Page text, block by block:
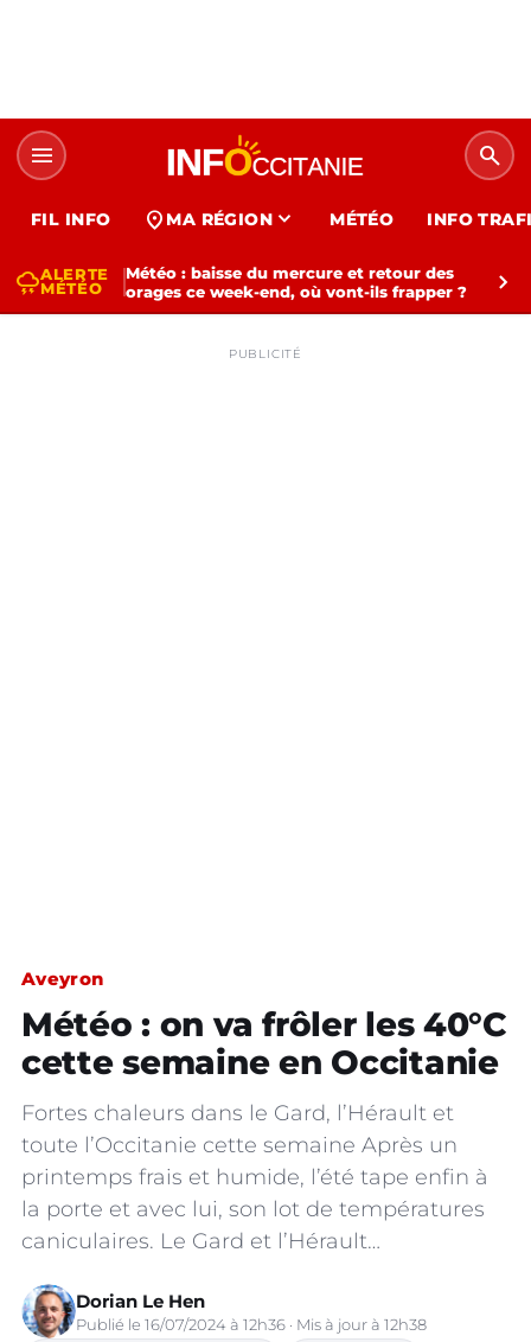
menu search
FIL INFO location_on MA RÉGION expand_more MÉTÉO INFO
thunderstormALERTE
MÉTÉO
Météo : baisse du mercure et retour des
orages ce week-end, où vont-ils frapper ?
chevron_right
PUBLICITÉ
Aveyron
Météo : on va frôler les 40°C
cette semaine en Occitanie
Fortes chaleurs dans le Gard, l’Hérault et
toute l’Occitanie cette semaine Après un
printemps frais et humide, l’été tape enfin à
la porte et avec lui, son lot de températures
caniculaires. Le Gard et l’Hérault…
Dorian Le Hen
Publié le 16/07/2024 à 12h36 · Mis à jour à 12h38